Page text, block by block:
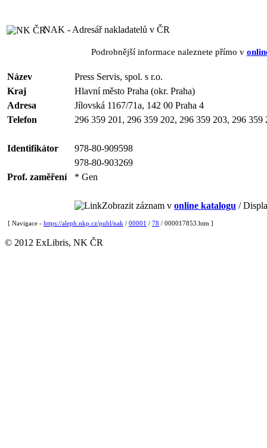
NAK - Adresář nakladatelů v ČR
Podrobnější informace naleznete přímo v
Název
Press Servis, spol. s r.o.
Kraj
Hlavní město Praha (okr. Praha)
Adresa
Jílovská 1167/71a, 142 00 Praha 4
Telefon
296 359 201, 296 359 202, 296 359 203, 296 359
Identifikátor
978-80-909598
978-80-903269
Prof. zaměření
* Gen
Zobrazit záznam v online katalogu /
[ Navigace - https://aleph.nkp.cz/publ/nak / 00001 / 78 / 000017853.htm ]
© 2012 ExLibris, NK ČR